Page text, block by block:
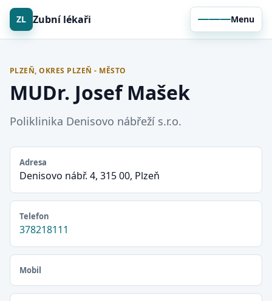
ZL Zubní lékaři Menu
PLZEŇ, OKRES PLZEŇ - MĚSTO
MUDr. Josef Mašek
Poliklinika Denisovo nábřeží s.r.o.
Adresa
Denisovo nábř. 4, 315 00, Plzeň
Telefon
378218111
Mobil